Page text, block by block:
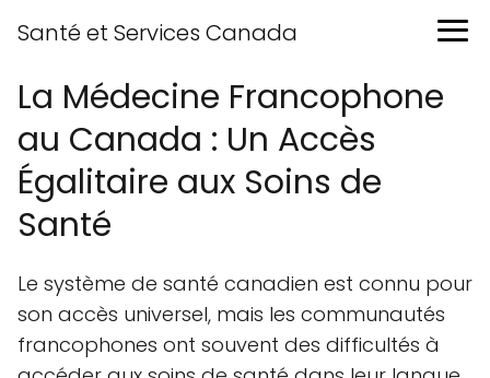
Santé et Services Canada
La Médecine Francophone
au Canada : Un Accès
Égalitaire aux Soins de
Santé
Le système de santé canadien est connu pour
son accès universel, mais les communautés
francophones ont souvent des difficultés à